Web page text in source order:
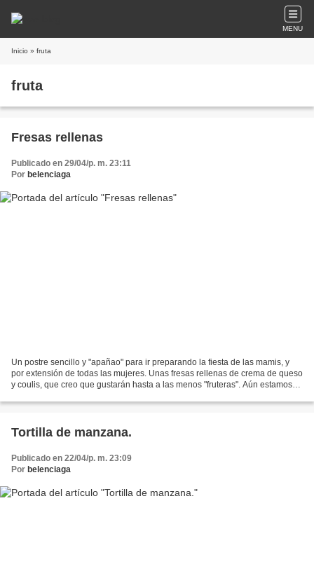
MENU
Inicio » fruta
fruta
Fresas rellenas
Publicado en 29/04/p. m. 23:11
Por belenciaga
Un postre sencillo y "apañao" para ir preparando la fiesta de las mamis, y
por extensión de todas las mujeres. Unas fresas rellenas de crema de queso
y coulis, que creo que gustarán hasta a las menos "fruteras". Aún estamos
Tortilla de manzana.
Publicado en 22/04/p. m. 23:09
Por belenciaga